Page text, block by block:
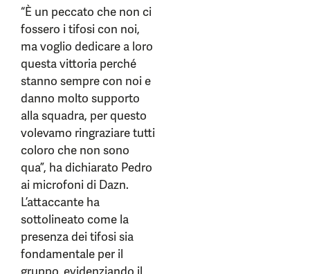
“È un peccato che non ci
fossero i tifosi con noi,
ma voglio dedicare a loro
questa vittoria perché
stanno sempre con noi e
danno molto supporto
alla squadra, per questo
volevamo ringraziare tutti
coloro che non sono
qua”, ha dichiarato Pedro
ai microfoni di Dazn.
L’attaccante ha
sottolineato come la
presenza dei tifosi sia
fondamentale per il